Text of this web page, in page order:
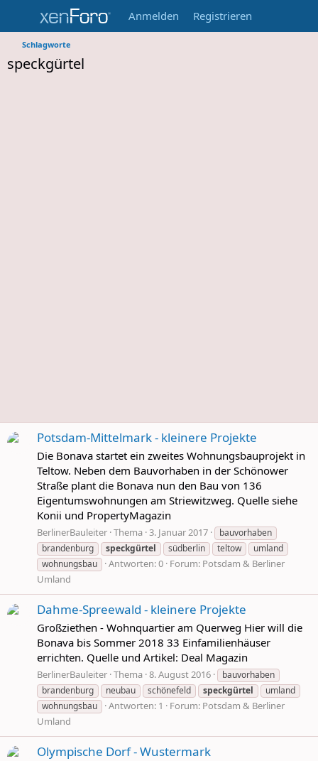
Anmelden Registrieren
Schlagworte
speckgürtel
Potsdam-Mittelmark - kleinere Projekte
Die Bonava startet ein zweites Wohnungsbauprojekt in
Teltow. Neben dem Bauvorhaben in der Schönower
Straße plant die Bonava nun den Bau von 136
Eigentumswohnungen am Striewitzweg. Quelle siehe
Konii und PropertyMagazin
BerlinerBauleiter Thema 3. Januar 2017
bauvorhaben
brandenburg
speckgürtel südberlin teltow
umland
wohnungsbau
Antworten: 0 Forum: Potsdam & Berliner
Umland
Dahme-Spreewald - kleinere Projekte
Großziethen - Wohnquartier am Querweg Hier will die
Bonava bis Sommer 2018 33 Einfamilienhäuser
errichten. Quelle und Artikel: Deal Magazin
BerlinerBauleiter Thema 8. August 2016
bauvorhaben
brandenburg
neubau schönefeld speckgürtel
umland
wohnungsbau
Antworten: 1 Forum: Potsdam & Berliner
Umland
Olympische Dorf - Wustermark